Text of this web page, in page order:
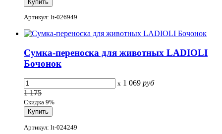
Артикул: lt-026949
Сумка-переноска для животных LADIOLI
Бочонок
x 1 069 руб
1 175
Скидка 9%
Артикул: lt-024249